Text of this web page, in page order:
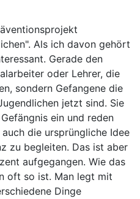
Als ich davon gehört
Gerade den
oder Lehrer, die
sondern Gefangene die
jetzt sind. Sie
ein und reden
die ursprüngliche Idee
zu begleiten. Das ist aber
aufgegangen. Wie das
oft so ist. Man legt mit
Dinge